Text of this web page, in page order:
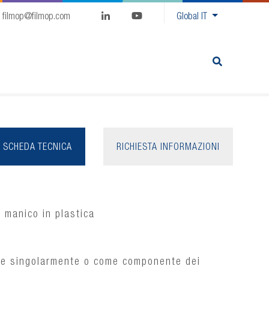
GlobalIT
filmop@filmop.com
RICHIESTA INFORMAZIONI
SCHEDA TECNICA
in plastica
singolarmente o come componente dei